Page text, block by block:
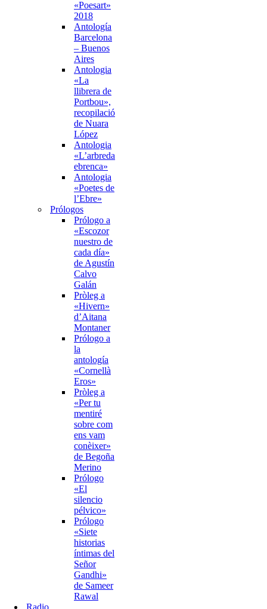
«Poesart»
2018
Antología
Barcelona
– Buenos
Aires
Antologia
«La
llibrera de
Portbou»,
recopilació
de Nuara
López
Antologia
«L’arbreda
ebrenca»
Antologia
«Poetes de
l’Ebre»
Prólogos
Prólogo a
«Escozor
nuestro de
cada día»
de Agustín
Calvo
Galán
Pròleg a
«Hivern»
d’Aitana
Montaner
Prólogo a
la
antología
«Cornellà
Eros»
Pròleg a
«Per tu
mentiré
sobre com
ens vam
conèixer»
de Begoña
Merino
Prólogo
«El
silencio
pélvico»
Prólogo
«Siete
historias
íntimas del
Señor
Gandhi»
de Sameer
Rawal
Radio